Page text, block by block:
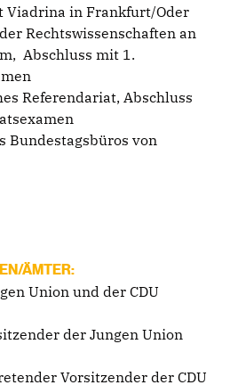
Viadrina in Frankfurt/Oder
Rechtswissenschaften an
Abschluss mit 1.
Referendariat, Abschluss
Bundestagsbüros von
ÄMTER:
Union und der CDU
der Jungen Union
Vorsitzender der CDU